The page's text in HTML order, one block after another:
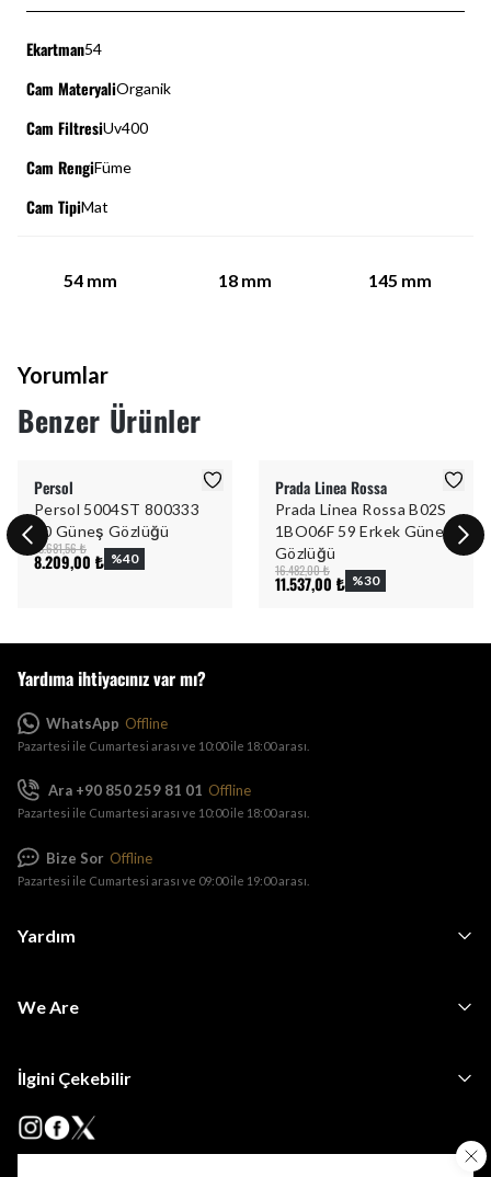
Ekartman54
Cam MateryaliOrganik
Cam FiltresiUv400
Cam RengiFüme
Cam TipiMat
54 mm 18 mm 145 mm
Yorumlar
Benzer Ürünler
Persol
Persol 5004ST 800333
50 Güneş Gözlüğü
13.681,56 ₺
8.209,00 ₺ %40
Prada Linea Rossa
Prada Linea Rossa B02S
1BO06F 59 Erkek Güneş
Gözlüğü
16.482,00 ₺
11.537,00 ₺ %30
Yardım
We Are
İlgini Çekebilir
Yardıma ihtiyacınız var mı?
WhatsApp Offline
Pazartesi ile Cumartesi arası ve 10:00 ile 18:00 arası.
Ara +90 850 259 81 01 Offline
Pazartesi ile Cumartesi arası ve 10:00 ile 18:00 arası.
Bize Sor Offline
Pazartesi ile Cumartesi arası ve 09:00 ile 19:00 arası.